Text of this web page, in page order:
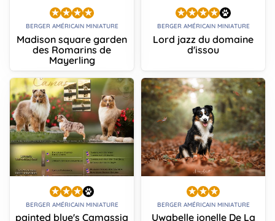
BERGER AMÉRICAIN MINIATURE
Madison square garden
des Romarins de
Mayerling
BERGER AMÉRICAIN MINIATURE
Lord jazz du domaine
d'issou
BERGER AMÉRICAIN MINIATURE
painted blue's Camassia
BERGER AMÉRICAIN MINIATURE
Uwabelle jonelle De La